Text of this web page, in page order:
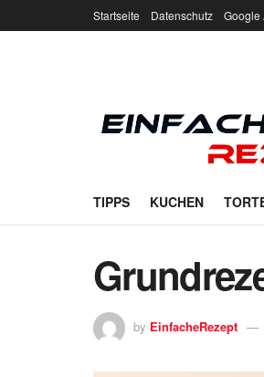
Startseite Datenschutz Google
TIPPS KUCHEN
by EinfacheRezept